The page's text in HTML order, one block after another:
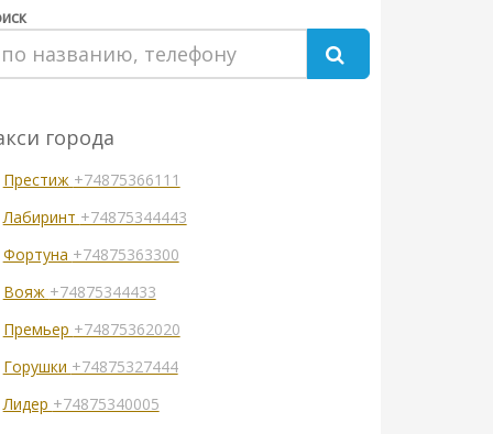
города
Престиж +74875366111
Лабиринт +74875344443
Фортуна +74875363300
Вояж +74875344433
Премьер +74875362020
Горушки +74875327444
Лидер +74875340005